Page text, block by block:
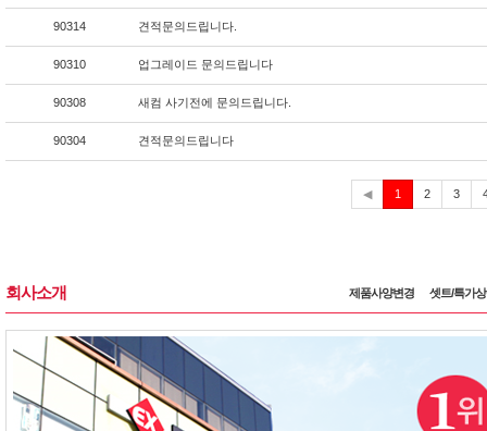
90314 견적문의드립니다.
90310 업그레이드 문의드립니다
90308 새컴 사기전에 문의드립니다.
90304 견적문의드립니다
◀ 1
재
2 3
회사소개 제품사양변경 셋트/특가